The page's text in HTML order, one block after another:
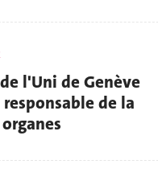
l'Uni de Genève
de la